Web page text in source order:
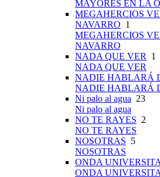
MAYORES EN LA
MEGAHERCIOS
NAVARRO 1
MEGAHERCIOS
NAVARRO
NADA QUE VER
1
NADA QUE VER
NADIE HABLARÁ
NADIE HABLARÁ
Ni palo al agua 23
Ni palo al agua
NO TE RAYES 2
NO TE RAYES
NOSOTRAS 5
NOSOTRAS
ONDA
ONDA